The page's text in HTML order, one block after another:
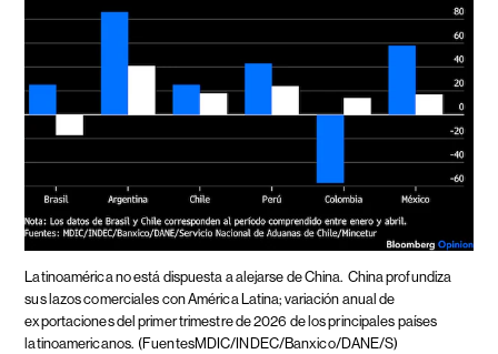
Latinoamérica no está dispuesta a alejarse de China. China profundiza
sus lazos comerciales con América Latina; variación anual de
exportaciones del primer trimestre de 2026 de los principales países
latinoamericanos. (FuentesMDIC/INDEC/Banxico/DANE/S)